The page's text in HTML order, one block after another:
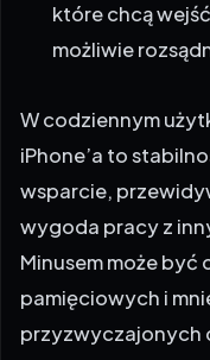
które chcą
możliwie
W codziennym
iPhone’a to
wsparcie,
wygoda pracy z
Minusem może być
pamięciowych i
przyzwyczajonych